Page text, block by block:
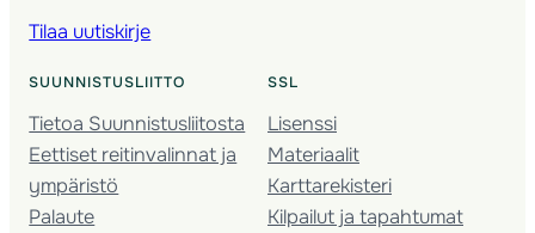
Tilaa uutiskirje
SUUNNISTUSLIITTO
Tietoa Suunnistusliitosta
Eettiset reitinvalinnat ja
ympäristö
Palaute
SSL
Lisenssi
Materiaalit
Karttarekisteri
Kilpailut ja tapahtumat